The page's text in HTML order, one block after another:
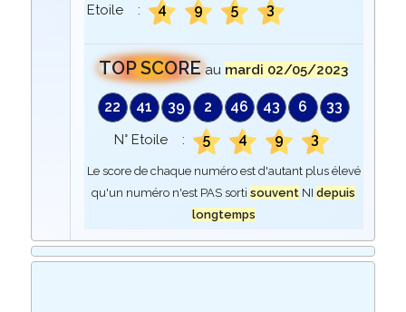
Etoile : 4 9 5 3
TOP SCORE au mardi 02/05/2023
22 41 39 2 46 43 6 33
N° Etoile : 5 4 9 3
Le score de chaque numéro est d'autant plus élevé
qu'un numéro n'est PAS sortisouvent NIdepuis
longtemps